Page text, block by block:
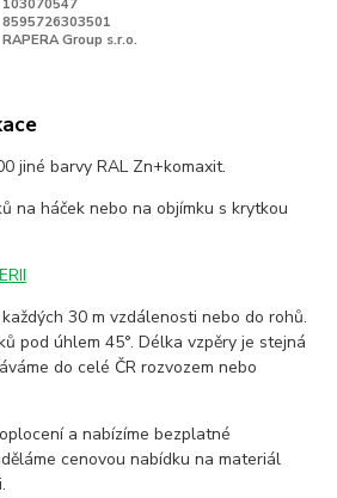
103070547
8595726303501
RAPERA Group s.r.o.
jiné barvy RAL Zn+komaxit.
na háček nebo na objímku s krytkou
30 m vzdálenosti nebo do rohů.
pod úhlem 45°. Délka vzpěry je stejná
do celé ČR rozvozem nebo
a nabízíme bezplatné
cenovou nabídku na materiál